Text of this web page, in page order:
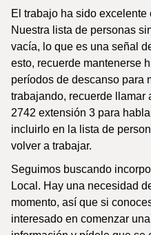
El trabajo ha sido
Nuestra lista de personas
vacía, lo que es una señal
esto, recuerde mantenerse
períodos de descanso para
trabajando, recuerde llamar
2742 extensión 3 para
incluirlo en la lista de
volver a trabajar.
Seguimos buscando
Local. Hay una necesidad
momento, así que si
interesado en comenzar